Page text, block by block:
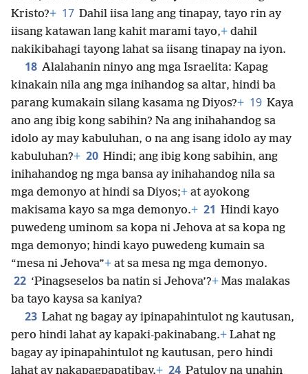
Kristo?+ 17 Dahil iisa lang ang tinapay, tayo rin ay
iisang katawan lang kahit marami tayo,+ dahil
nakikibahagi tayong lahat sa iisang tinapay na iyon.
18 Alalahanin ninyo ang mga Israelita: Kapag
kinakain nila ang mga inihandog sa altar, hindi ba
parang kumakain silang kasama ng Diyos?+ 19 Kaya
ano ang ibig kong sabihin? Na ang inihahandog sa
idolo ay may kabuluhan, o na ang isang idolo ay may
kabuluhan?+ 20 Hindi; ang ibig kong sabihin, ang
inihahandog ng mga bansa ay inihahandog nila sa
mga demonyo at hindi sa Diyos;+ at ayokong
makisama kayo sa mga demonyo.+ 21 Hindi kayo
puwedeng uminom sa kopa ni Jehova at sa kopa ng
mga demonyo; hindi kayo puwedeng kumain sa
“mesa ni Jehova”+ at sa mesa ng mga demonyo.
22 ‘Pinagseselos ba natin si Jehova’?+ Mas malakas
ba tayo kaysa sa kaniya?
23 Lahat ng bagay ay ipinapahintulot ng kautusan,
pero hindi lahat ay kapaki-pakinabang.+ Lahat ng
bagay ay ipinapahintulot ng kautusan, pero hindi
lahat ay nakapagpapatibay.+ 24 Patuloy na unahin